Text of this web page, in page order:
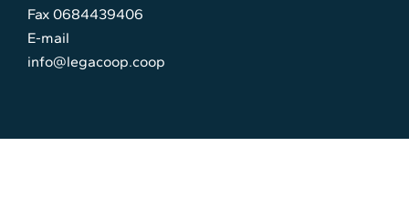
Fax 0684439406
E-mail
info@legacoop.coop